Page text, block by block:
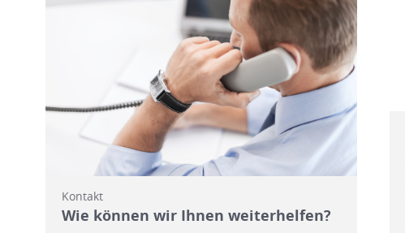
Kontakt
Wie können wir Ihnen weiterhelfen?